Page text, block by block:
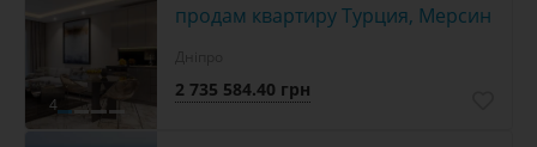
4
продам квартиру Турция, Мерсин
2 735 584.40 грн